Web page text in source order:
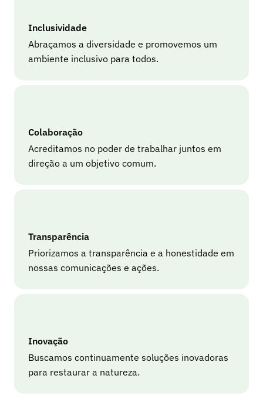
Inclusividade
Abraçamos a diversidade e promovemos um
ambiente inclusivo para todos.
Colaboração
Acreditamos no poder de trabalhar juntos em
direção a um objetivo comum.
Transparência
Priorizamos a transparência e a honestidade em
nossas comunicações e ações.
Inovação
Buscamos continuamente soluções inovadoras
para restaurar a natureza.